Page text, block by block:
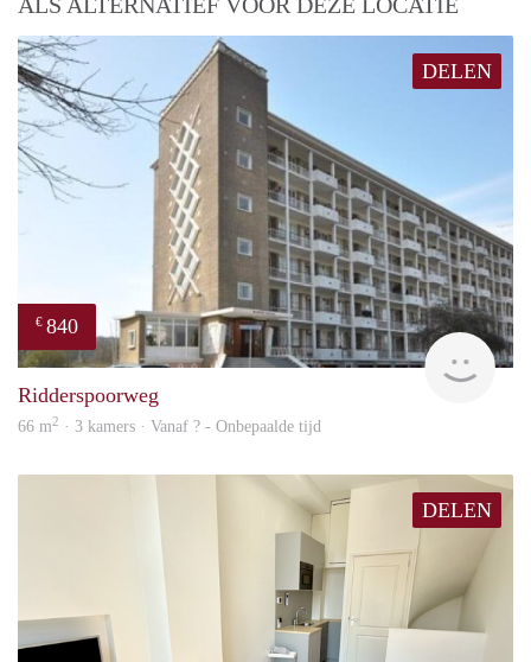
DELEN
€ 840
Ridderspoorweg
66 m2 · 3 kamers · Vanaf ? - Onbepaalde tijd
DELEN